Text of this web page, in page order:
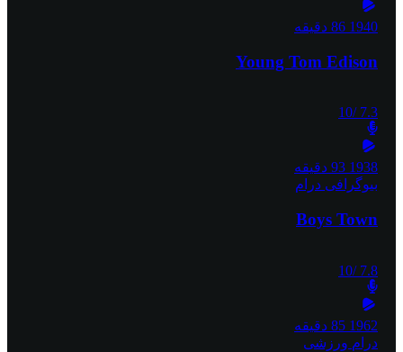
1940 86 دقیقه
Young Tom Edison
7.3
/10
1938 93 دقیقه
بیوگرافی درام
Boys Town
7.8
/10
1962 85 دقیقه
درام ورزشی